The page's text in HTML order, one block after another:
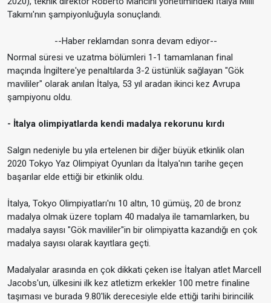
Takımı'nın şampiyonluğuyla sonuçlandı.
--Haber reklamdan sonra devam ediyor--
Normal süresi ve uzatma bölümleri 1-1 tamamlanan final
maçında İngiltere'ye penaltılarda 3-2 üstünlük sağlayan "Gök
mavililer" olarak anılan İtalya, 53 yıl aradan ikinci kez Avrupa
şampiyonu oldu.
- İtalya olimpiyatlarda kendi madalya rekorunu kırdı
Salgın nedeniyle bu yıla ertelenen bir diğer büyük etkinlik olan
2020 Tokyo Yaz Olimpiyat Oyunları da İtalya'nın tarihe geçen
başarılar elde ettiği bir etkinlik oldu.
İtalya, Tokyo Olimpiyatları'nı 10 altın, 10 gümüş, 20 de bronz
madalya olmak üzere toplam 40 madalya ile tamamlarken, bu
madalya sayısı "Gök mavililer"in bir olimpiyatta kazandığı en çok
madalya sayısı olarak kayıtlara geçti.
Madalyalar arasında en çok dikkati çeken ise İtalyan atlet Marcell
Jacobs'un, ülkesini ilk kez atletizm erkekler 100 metre finaline
taşıması ve burada 9.80'lik derecesiyle elde ettiği tarihi birincilik